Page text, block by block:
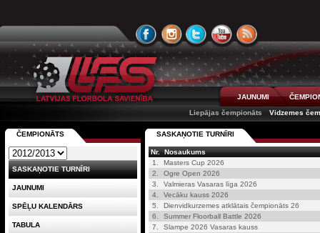
JAUNUMI
Liepājas čempionāts
Vidzemes
SASKAŅOTIE TURNĪRI
Nr. Nosaukums
1.
Masters Cup 2026
2.
Ogre Open 2026
3.
Valmieras Vasaras līga 2026
4.
Vecāku kauss 2026
5.
Dienvidkurzemes atklātais čempionāts 26
6.
Summer Floorball Battle 2026
7.
Slampe 2026 Vasaras kauss
ČEMPIONĀTS
SASKAŅOTIE TURNĪRI
JAUNUMI
SPĒĻU KALENDĀRS
TABULA